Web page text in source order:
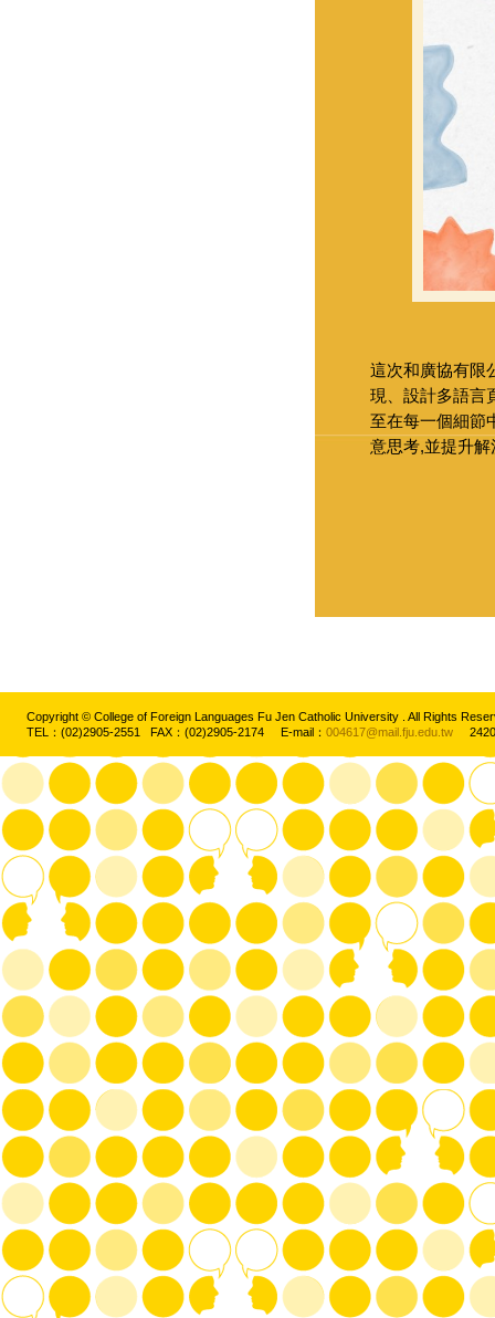
這次和廣協有限
現、設計多語言
至在每一個細節
意思考,並提升
Copyright © College of Foreign Languages Fu Jen Catholic University . All Rights
TEL：(02)2905-2551 FAX：(02)2905-2174 E-mail： 004617@mail.fju.edu.tw